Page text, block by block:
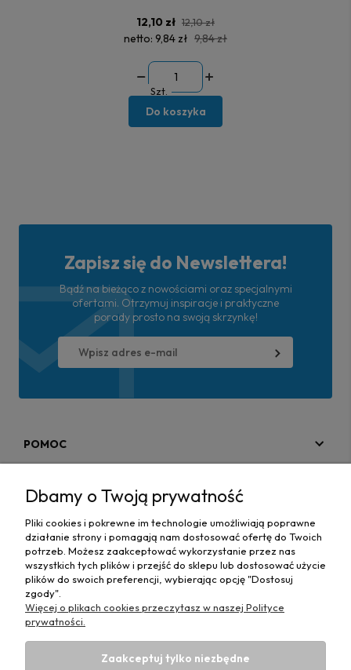
12,10 zł 12,10 zł
netto: 9,84 zł 9,84 zł
Szt.
Do koszyka
Zapisz się do Newslettera!
Bądź na bieżąco z nowościami oraz specjalnymi
ofertami. Otrzymuj inspiracje i praktyczne
porady prosto na swoją skrzynkę!
POMOC
MAPA STRONY
INFORMACJE
Dbamy o Twoją prywatność
Pliki cookies i pokrewne im technologie umożliwiają poprawne
działanie strony i pomagają nam dostosować ofertę do Twoich
potrzeb. Możesz zaakceptować wykorzystanie przez nas
wszystkich tych plików i przejść do sklepu lub dostosować użycie
plików do swoich preferencji, wybierając opcję "Dostosuj
zgody".
Więcej o plikach cookies przeczytasz w naszej Polityce
prywatności.
Zaakceptuj tylko niezbędne